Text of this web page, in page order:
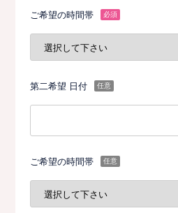
ご希望の時間帯 必須
第二希望 日付 任意
ご希望の時間帯 任意